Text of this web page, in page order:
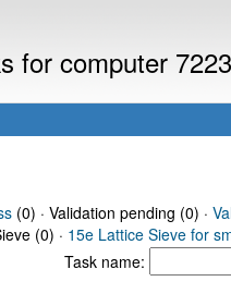
for computer
(0) · Validation pending (0) ·
(0) · 15e Lattice Sieve for
Task name: